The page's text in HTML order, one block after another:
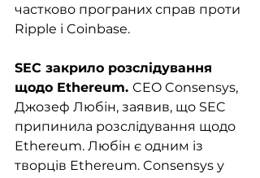
частково програних справ проти
Ripple і Coinbase.
SEC закрило розслідування
щодо Ethereum. CEO Consensys,
Джозеф Любін, заявив, що SEC
припинила розслідування щодо
Ethereum. Любін є одним із
творців Ethereum. Consensys у